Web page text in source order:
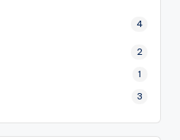
4
2
1
3